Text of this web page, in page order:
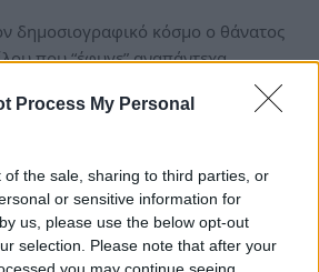
Process My Personal
of the sale, sharing to third parties, or
or sensitive information for
us, please use the below opt-out
selection. Please note that after your
you may continue seeing
δημοσιογραφικό κόσμο ο θάνατος
που “έφυγε” αναπάντεχα…